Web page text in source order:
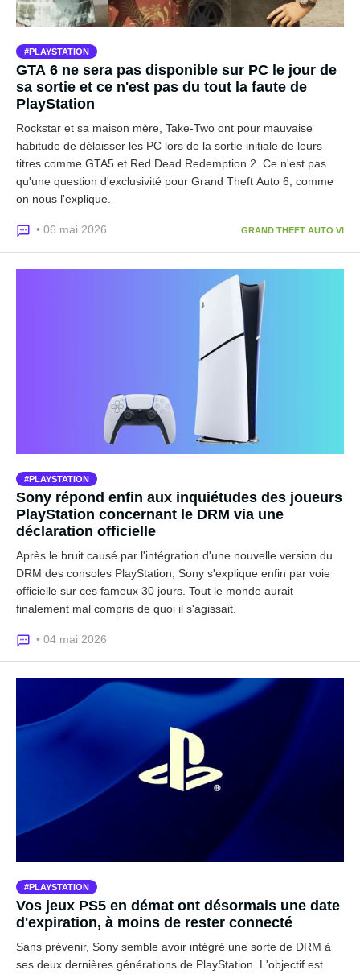
PLAYSTATION
GTA 6 ne sera pas disponible sur PC le jour de
sa sortie et ce n'est pas du tout la faute de
PlayStation
Rockstar et sa maison mère, Take-Two ont pour mauvaise
habitude de délaisser les PC lors de la sortie initiale de leurs
titres comme GTA5 et Red Dead Redemption 2. Ce n'est pas
qu'une question d'exclusivité pour Grand Theft Auto 6, comme
on nous l'explique.
• 06 mai 2026 GRAND THEFT AUTO VI
PLAYSTATION
Sony répond enfin aux inquiétudes des joueurs
PlayStation concernant le DRM via une
déclaration officielle
Après le bruit causé par l'intégration d'une nouvelle version du
DRM des consoles PlayStation, Sony s'explique enfin par voie
officielle sur ces fameux 30 jours. Tout le monde aurait
finalement mal compris de quoi il s'agissait.
• 04 mai 2026
PLAYSTATION
Vos jeux PS5 en démat ont désormais une date
d'expiration, à moins de rester connecté
Sans prévenir, Sony semble avoir intégré une sorte de DRM à
ses deux dernières générations de PlayStation. L'objectif est